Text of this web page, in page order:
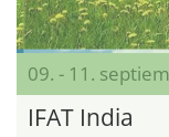
09. - 11.
IFAT India